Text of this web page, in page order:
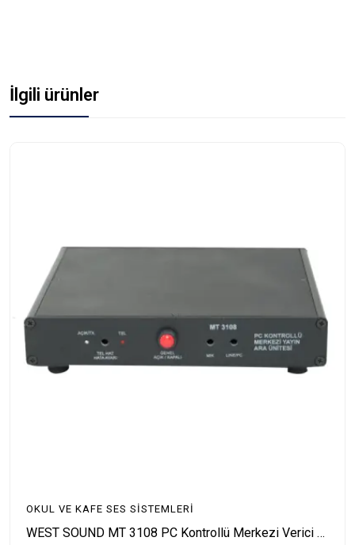
İlgili ürünler
OKUL VE KAFE SES SISTEMLERI
WEST SOUND MT 3108 PC Kontrollü Merkezi Verici Ünitesi